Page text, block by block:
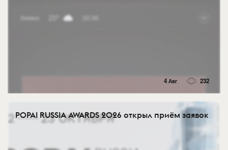
4 Авг 232
POPAI RUSSIA AWARDS 2026 открыл приём заявок